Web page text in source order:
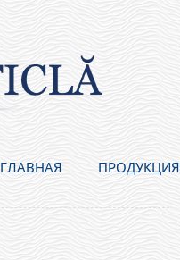
ГЛАВНАЯ ПРОДУКЦИЯ